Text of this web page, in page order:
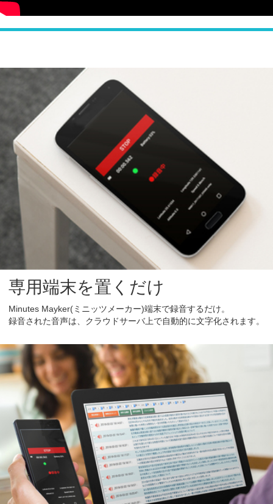
専用端末を置くだけ
Minutes Mayker(ミニッツメーカー)端末で録音するだけ。
録音された音声は、クラウドサーバ上で自動的に文字化されます。